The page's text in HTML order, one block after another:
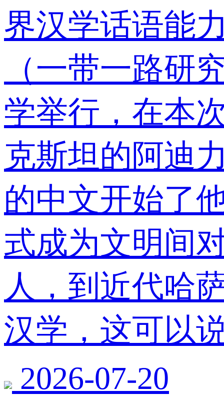
界汉学话语能
（一带一路研
学举行，在本
克斯坦的阿迪
的中文开始了
式成为文明间
人，到近代哈
汉学，这可以
2026-07-20